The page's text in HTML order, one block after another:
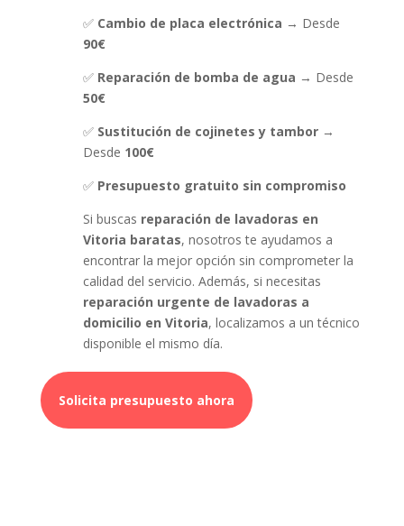
✅ Cambio de placa electrónica → Desde
90€
✅ Reparación de bomba de agua → Desde
50€
✅ Sustitución de cojinetes y tambor→
Desde 100€
✅ Presupuesto gratuito sin compromiso
Si buscas reparación de lavadoras en
Vitoria baratas, nosotros te ayudamos a
encontrar la mejor opción sin comprometer la
calidad del servicio. Además, si necesitas
reparación urgente de lavadoras a
domicilio en Vitoria, localizamos a un técnico
disponible el mismo día.
Solicita presupuesto ahora